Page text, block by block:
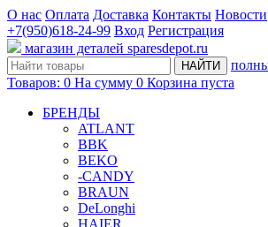
О нас Оплата Доставка Контакты Новости
+7(950)618-24-99 Вход Регистрация
магазин деталей sparesdepot.ru
НАЙТИ
Товаров: 0 На сумму 0 Корзина пуста
БРЕНДЫ
ATLANT
BBK
BEKO
-CANDY
BRAUN
DeLonghi
HAIER